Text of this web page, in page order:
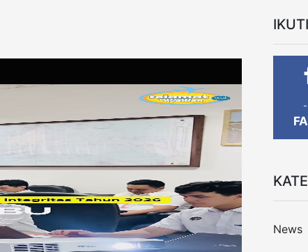
News